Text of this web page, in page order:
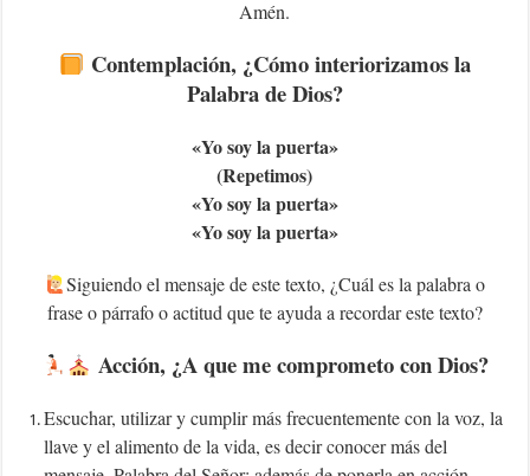
Amén.
Contemplación, ¿Cómo interiorizamos la
Palabra de Dios?
«Yo soy la puerta»
(Repetimos)
«Yo soy la puerta»
«Yo soy la puerta»
Siguiendo el mensaje de este texto, ¿Cuál es la palabra o
frase o párrafo o actitud que te ayuda a recordar este texto?
Acción, ¿A que me comprometo con Dios?
Escuchar, utilizar y cumplir más frecuentemente con la voz, la
llave y el alimento de la vida, es decir conocer más del